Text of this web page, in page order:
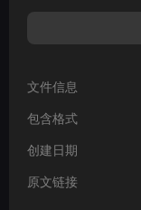
文件信息
包含格式
创建日期
原文链接